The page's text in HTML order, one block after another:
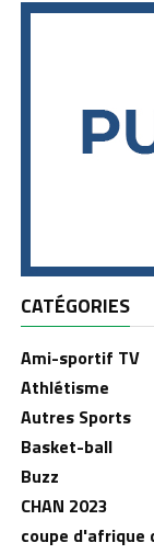
CATÉGORIES
Ami-sportif TV
Athlétisme
Autres Sports
Basket-ball
Buzz
CHAN 2023
coupe d'afrique